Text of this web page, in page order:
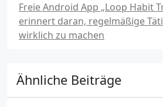
Freie Android App „Loop Habit
erinnert daran, regelmäßige
wirklich zu machen
Ähnliche Beiträge